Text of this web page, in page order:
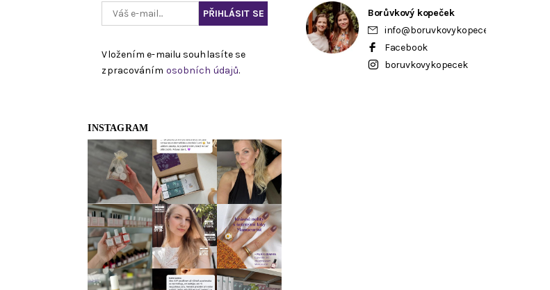
Vložením e-mailu souhlasíte se
zpracováním osobních údajů.
Borůvkový kopeček
info@boruvkovykopecek.cz
Facebook
boruvkovykopecek
INSTAGRAM